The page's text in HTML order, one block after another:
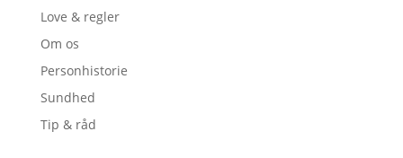
Love & regler
Om os
Personhistorie
Sundhed
Tip & råd